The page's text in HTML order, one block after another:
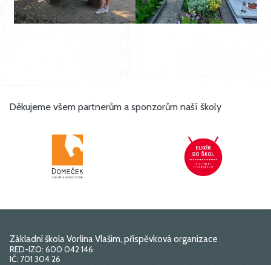
Děkujeme všem partnerům a sponzorům naší školy
Základní škola Vorlina Vlašim, příspěvková organizace
RED-IZO: 600 042 146
IČ: 701 304 26